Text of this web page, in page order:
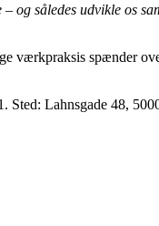
og således udvikle os
værkpraksis spænder
Sted: Lahnsgade 48,